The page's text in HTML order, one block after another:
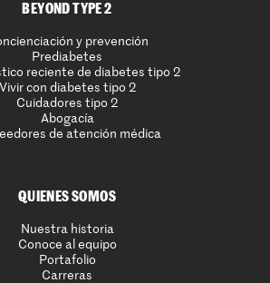
BEYOND TYPE 2
y prevención
Prediabetes
reciente de diabetes tipo 2
Vivir con diabetes tipo 2
Cuidadores tipo 2
Abogacía
de atención médica
QUIENES SOMOS
Nuestra historia
Conoce al equipo
Portafolio
Carreras